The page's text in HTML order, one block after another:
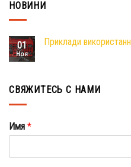
НОВИНИ
01
Ноя
Приклади
СВЯЖИТЕСЬ С НАМИ
Имя *